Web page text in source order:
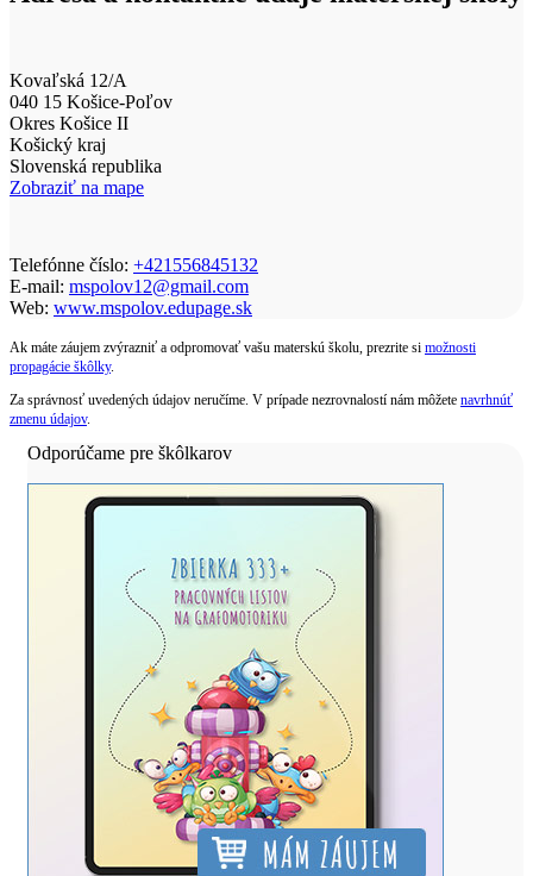
Kovaľská 12/A
040 15 Košice-Poľov
Okres Košice II
Košický kraj
Slovenská republika
Zobraziť na mape
Telefónne číslo: +421556845132
E-mail: mspolov12@gmail.com
Web: www.mspolov.edupage.sk
Ak máte záujem zvýrazniť a odpromovať vašu materskú školu, prezrite si možnosti
propagácie škôlky.
Za správnosť uvedených údajov neručíme. V prípade nezrovnalostí nám môžete navrhnúť
zmenu údajov.
Odporúčame pre škôlkarov